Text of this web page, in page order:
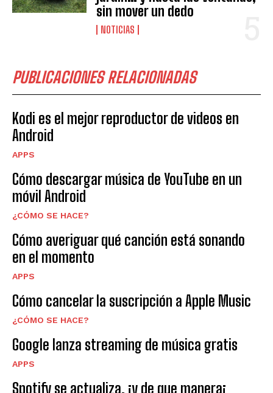
sin mover un dedo
NOTICIAS
PUBLICACIONES RELACIONADAS
Kodi es el mejor reproductor de videos en
Android
APPS
Cómo descargar música de YouTube en un
móvil Android
¿CÓMO SE HACE?
Cómo averiguar qué canción está sonando
en el momento
APPS
Cómo cancelar la suscripción a Apple Music
¿CÓMO SE HACE?
Google lanza streaming de música gratis
APPS
Spotify se actualiza, ¡y de que manera¡